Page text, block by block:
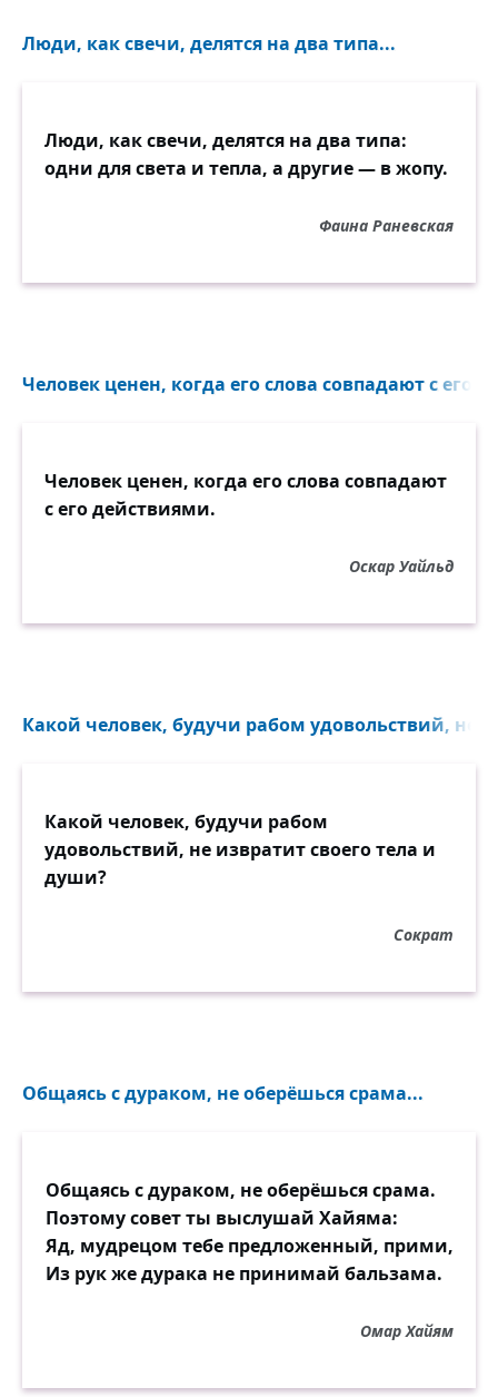
Люди, как свечи, делятся на два типа...
Люди, как свечи, делятся на два типа:
одни для света и тепла, а другие — в жопу.
Фаина Раневская
Человек ценен, когда его слова совпадают с его
Человек ценен, когда его слова совпадают
с его действиями.
Оскар Уайльд
Какой человек, будучи рабом удовольствий, не
Какой человек, будучи рабом
удовольствий, не извратит своего тела и
души?
Сократ
Общаясь с дураком, не оберёшься срама...
Общаясь с дураком, не оберёшься срама.
Поэтому совет ты выслушай Хайяма:
Яд, мудрецом тебе предложенный, прими,
Из рук же дурака не принимай бальзама.
Омар Хайям